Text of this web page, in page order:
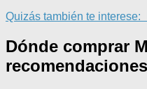
Quizás también te interese:
Dónde comprar